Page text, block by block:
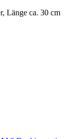
Länge ca. 30 cm